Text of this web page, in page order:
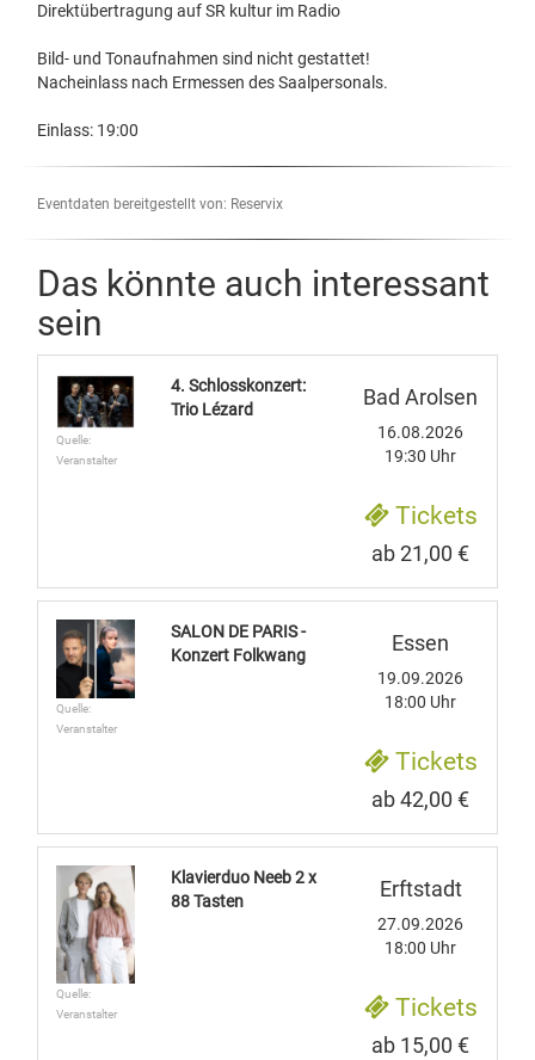
Direktübertragung auf SR kultur im Radio
Bild- und Tonaufnahmen sind nicht gestattet!
Nacheinlass nach Ermessen des Saalpersonals.
Einlass: 19:00
Eventdaten bereitgestellt von: Reservix
Das könnte auch interessant
sein
Quelle:
Veranstalter
4. Schlosskonzert:
Trio Lézard
Bad Arolsen
16.08.2026
19:30 Uhr
Tickets
ab 21,00 €
Quelle:
Veranstalter
SALON DE PARIS -
Konzert Folkwang
Essen
19.09.2026
18:00 Uhr
Tickets
ab 42,00 €
Quelle:
Veranstalter
Klavierduo Neeb 2 x
88 Tasten
Erftstadt
27.09.2026
18:00 Uhr
Tickets
ab 15,00 €